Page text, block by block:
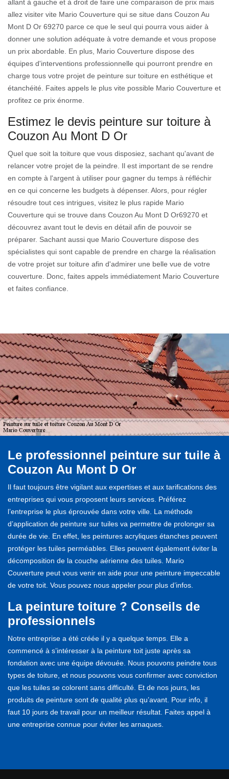
allant à gauche et à droit de faire une comparaison de prix mais
allez visiter vite Mario Couverture qui se situe dans Couzon Au
Mont D Or 69270 parce ce que le seul qui pourra vous aider à
donner une solution adéquate à votre demande et vous propose
un prix abordable. En plus, Mario Couverture dispose des
équipes d'interventions professionnelle qui pourront prendre en
charge tous votre projet de peinture sur toiture en esthétique et
étanchéité. Faites appels le plus vite possible Mario Couverture et
profitez ce prix énorme.
Estimez le devis peinture sur toiture à
Couzon Au Mont D Or
Quel que soit la toiture que vous disposiez, sachant qu'avant de
relancer votre projet de la peindre. Il est important de se rendre
en compte à l'argent à utiliser pour gagner du temps à réfléchir
en ce qui concerne les budgets à dépenser. Alors, pour régler
résoudre tout ces intrigues, visitez le plus rapide Mario
Couverture qui se trouve dans Couzon Au Mont D Or69270 et
découvrez avant tout le devis en détail afin de pouvoir se
préparer. Sachant aussi que Mario Couverture dispose des
spécialistes qui sont capable de prendre en charge la réalisation
de votre projet sur toiture afin d'admirer une belle vue de votre
couverture. Donc, faites appels immédiatement Mario Couverture
et faites confiance.
Le professionnel peinture sur tuile à
Couzon Au Mont D Or
Il faut toujours être vigilant aux expertises et aux tarifications des
entreprises qui vous proposent leurs services. Préférez
l’entreprise le plus éprouvée dans votre ville. La méthode
d’application de peinture sur tuiles va permettre de prolonger sa
durée de vie. En effet, les peintures acryliques étanches peuvent
protéger les tuiles perméables. Elles peuvent également éviter la
décomposition de la couche aérienne des tuiles. Mario
Couverture peut vous venir en aide pour une peinture impeccable
de votre toit. Vous pouvez nous appeler pour plus d’infos.
La peinture toiture ? Conseils de
professionnels
Notre entreprise a été créée il y a quelque temps. Elle a
commencé à s’intéresser à la peinture toit juste après sa
fondation avec une équipe dévouée. Nous pouvons peindre tous
types de toiture, et nous pouvons vous confirmer avec conviction
que les tuiles se colorent sans difficulté. Et de nos jours, les
produits de peinture sont de qualité plus qu’avant. Pour info, il
faut 10 jours de travail pour un meilleur résultat. Faites appel à
une entreprise connue pour éviter les arnaques.